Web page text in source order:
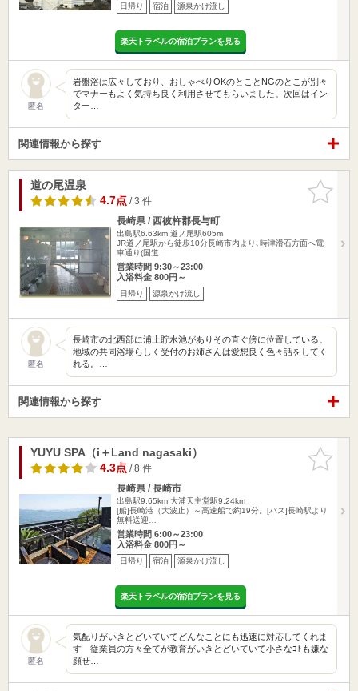
日帰り 宿泊 源泉かけ流し
楽天トラベルの宿泊プランを見る
匿名
岩盤浴は広々しており、おしゃべりOKのとことNGのとこが別々
でマナーもよく気持ち良く利用させてもらいました。次回はイン
ター…
関連情報から探す
お気に入
りに追加
道の尾温泉
4.7点/ 3 件
長崎県 / 西彼杵郡長与町
出島駅6.63km 道ノ尾駅605m
JR道ノ尾駅から徒歩10分長崎市内より､時津滑石方面へ電
車通り(国道…
営業時間 9:30～23:00
入浴料金 800円～
日帰り 源泉かけ流し
匿名
長崎市の北西部に浦上貯水池がありその直ぐ傍に位置している。
地域の共同浴場らしく受付のお姉さんは愛想良く色々話をしてく
れる。…
関連情報から探す
お気に入
りに追加
YUYU SPA（i＋Land nagasaki）
4.3点/ 8 件
長崎県 / 長崎市
出島駅9.65km 大浦天主堂駅9.24km
[船]長崎港（大波止）～高速船で約19分。[バス]長崎駅より
無料送迎…
営業時間 6:00～23:00
入浴料金 800円～
日帰り 宿泊 源泉かけ流し
楽天トラベルの宿泊プランを見る
匿名
気配りがいきとどいていてどんなことにも迅速に対応してくれま
す 従業員の方々全てが教育がいきとどいていて小さなｺﾄも嫌な
顔せ…